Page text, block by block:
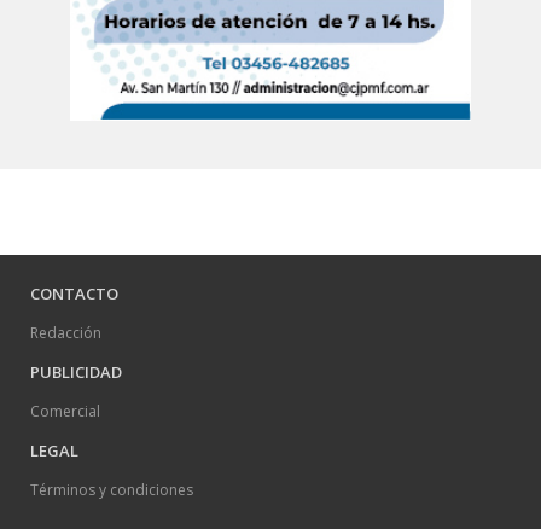
CONTACTO
Redacción
PUBLICIDAD
Comercial
LEGAL
Términos y condiciones